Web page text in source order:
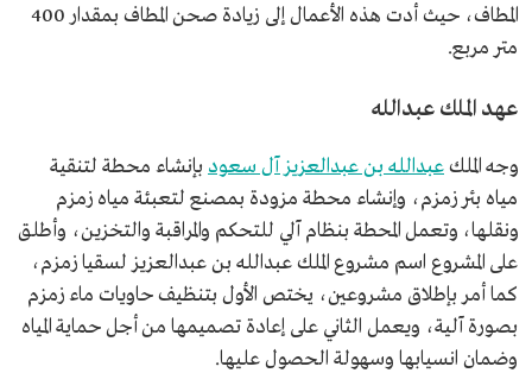
المطاف، حيث أدت هذه الأعمال إلى زيادة صحن المطاف بمقدار 400
متر مربع.
عهد الملك عبدالله
وجه الملكعبدالله بن عبدالعزيز آل سعود بإنشاء محطة لتنقية
مياه بئر زمزم، وإنشاء محطة مزودة بمصنع لتعبئة مياه زمزم
ونقلها، وتعمل المحطة بنظام آلي للتحكم والمراقبة والتخزين، وأطلق
على المشروع اسم مشروع الملك عبدالله بن عبدالعزيز لسقيا زمزم،
كما أمر بإطلاق مشروعين، يختص الأول بتنظيف حاويات ماء زمزم
بصورة آلية، ويعمل الثاني على إعادة تصميمها من أجل حماية المياه
وضمان انسيابها وسهولة الحصول عليها.